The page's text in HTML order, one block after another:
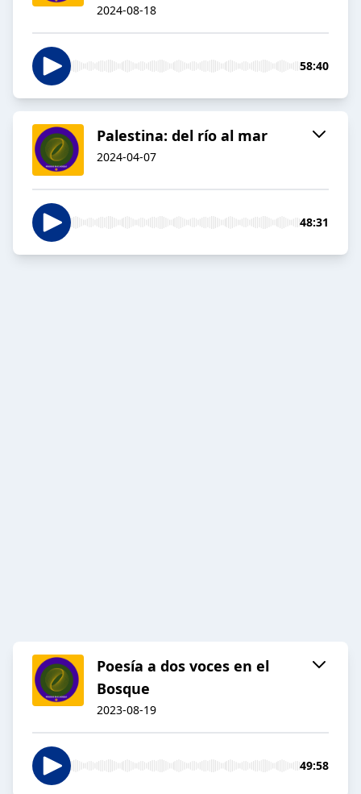
2024-08-18
58:40
Palestina: del río al mar
2024-04-07
48:31
Poesía a dos voces en el
Bosque
2023-08-19
49:58